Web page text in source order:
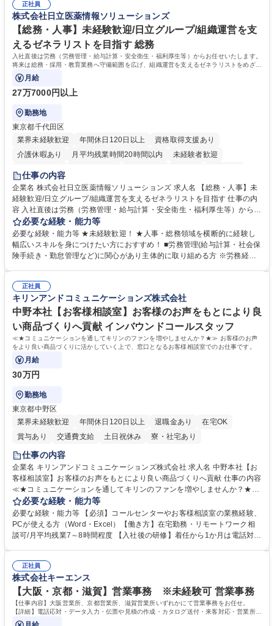
でも質問・相談できる環境が整っているため、安心して成長できます。 募
集職種 【森ビルG】人事・総務◆賞与5ヶ月◆年休120日◆残業少なめ◆
リモート可
務に挑戦できるため、自身の成長と組織への貢献度をダイレクトに実感で
きます。 残業少なめ、週1日リモート可など、ワークライフバランスを保
ち長期活躍できる環境です。 「これまでの幅広い経験を活かし、長期的な
キャリアを築きたい」という前向きな意欲と挑戦を全力で応援します。 学
歴・資格 学歴：大学院 大学 高専 短大 専修学校 高校 語学力： 資格：日商
簿記検定1級 日商簿記検定2級 日商簿記検定3級
正社員
株式会社日立医薬情報ソリューションズ
【総務・人事】未経験歓迎/日立グループ/組織運営を支
えるゼネラリストを目指す 総務
入社直後は労務（労務管理・給与計算・安全衛生・福利厚生等）からお任せいたします。
将来は総務・採用・教育業務へ守備範囲を広げ、組織運営を支えるゼネラリストをめざせ
ます。
月給
27万7000円以上
勤務地
東京都千代田区
業界未経験歓迎
年間休日120日以上
資格取得支援あり
介護休暇あり
月平均残業時間20時間以内
未経験者歓迎
住宅手当あり
育休あり
完全週休2日制 交通費支給 土日祝休み 寮・社宅あり
仕事の内容
企業名 株式会社日立医薬情報ソリューションズ 求人名 【総務・人事】未
経験歓迎/日立グループ/組織運営を支えるゼネラリストを目指す 仕事の内
容 入社直後は労務（労務管理・給与計算・安全衛生・福利厚生等）からお
任せいたします。将来は総務・採用・教育業務へ守備範囲を広げ、組織運
営を支えるゼネラリストをめざせます。 ・初期業務：労働時間管理、給与
計算、社会保険対応、福利厚生管理、安全衛生、健康経営推進等をお任せ
します。ご経験に応じて、休職者管理など、幅広く経験を積んでいただき
幅広く経験を積みたい意欲がある方に最適な環境です。 募集職種 【総
務・人事】未経験歓迎/日立グループ/組織運営を支えるゼネラリストを目
指す
必要な経験・能力等
必要な経験・能力等 ★未経験歓迎！ ★人事・総務領域を横断的に経験し
幅広いスキルを身につけたい方におすすめ！ ■労務管理(給与計算・社会保
険手続き・勤怠管理など)に関心があり主体的に取り組める方 ※労務経験
のご経験 ■労務管理（給与計算・社会保険手続き・勤怠管理など）の経験
■衛生管理者の資格をお持ちの方 学歴・資格 学歴：大学院 大学 高専 短大
専修学校 高校 語学力： 資格：
正社員
キリンアンドコミュニケーションズ株式会社
中野本社【お客様相談室】お客様のお声をもとにより良
い商品づくりへ貢献 インバウンドコールスタッフ
≪★コミュニケーションを通してキリンのファンを増やしませんか？★≫ お客様のお声
をより良い商品づくりに活かしていく上で、窓口となるお客様相談室でのお仕事です。
月給
30万円
勤務地
東京都中野区
業界未経験歓迎
年間休日120日以上 退職金あり
在宅OK
賞与あり
交通費支給 土日祝休み 寮・社宅あり
仕事の内容
企業名 キリンアンドコミュニケーションズ株式会社 求人名 中野本社【お
客様相談室】お客様のお声をもとにより良い商品づくりへ貢献 仕事の内容
≪★コミュニケーションを通してキリンのファンを増やしませんか？★≫
お客様のお声をより良い商品づくりに活かしていく上で、窓口となるお客
様相談室でのお仕事です。 日々お客様からいただくキリングループへのご
意見を、企業活動に活かしています。お客様からの声に迅速かつ誠意をも
って対応、情報提供するとともにグループ内活動に反映しています。 【具
平均100件前後■メール・手紙：同上40件前後 募集職種 中野本社【お客様
相談室】お客様のお声をもとにより良い商品づくりへ貢献
必要な経験・能力等
必要な経験・能力等 【必須】コールセンターやお客様相談室の業務経験、
PCが使える方（Word・Excel）【働き方】在宅勤務・リモートワーク相
談可/月平均残業7～8時間程度 【入社後の研修】着任から1か月は電話対応
すのでご安心ください。 【当社について】キリングループの広報機能を担
う会社として、お客様との出会いを大切にし、磨き上げたホスピタリティ
を込めてコミュニケーションをとりながら広報関連業務を行っておりま
す。 学歴・資格 学歴：大学院 大学 高専 短大 専修学校 高校 語学力： 資
格：
正社員
株式会社キーエンス
【大阪・京都・滋賀】営業事務 ※未経験可 営業事務
【仕事内容】大阪営業所、京都営業所、滋賀営業所いずれかにて営業事務をお任せ。
【詳細】電話応対・データ入力・伝票や見積の作成・カタログ送付・来客対応・営業所内
で発生する事務業務や業務改善をお任せ。